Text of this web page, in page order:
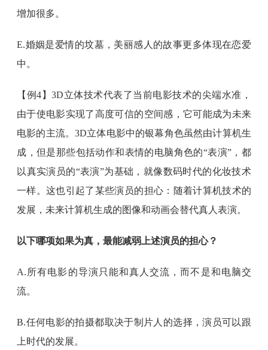
增加很多。
E.婚姻是爱情的坟墓，美丽感人的故事更多体现在恋爱
中。
【例4】3D立体技术代表了当前电影技术的尖端水准，
由于使电影实现了高度可信的空间感，它可能成为未来
电影的主流。3D立体电影中的银幕角色虽然由计算机生
成，但是那些包括动作和表情的电脑角色的“表演”，都
以真实演员的“表演”为基础，就像数码时代的化妆技术
一样。这也引起了某些演员的担心：随着计算机技术的
发展，未来计算机生成的图像和动画会替代真人表演。
以下哪项如果为真，最能减弱上述演员的担心？
A.所有电影的导演只能和真人交流，而不是和电脑交
流。
B.任何电影的拍摄都取决于制片人的选择，演员可以跟
上时代的发展。